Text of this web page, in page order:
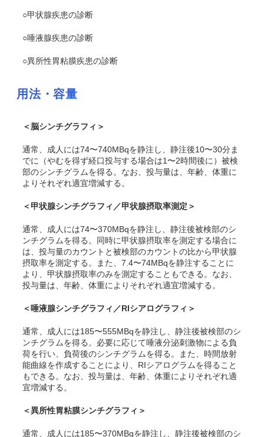
○甲状腺疾患の診断
○唾液腺疾患の診断
○異所性胃粘膜疾患の診断
用法・容量
＜脳シンチグラフィ＞
通常、成人には74〜740MBqを静注し、静注後10〜30分ま
でに（やむを得ず経口投与する場合は1〜2時間後に）被検
部のシンチグラムを得る。なお、投与量は、年齢、体重に
よりそれぞれ適宜増減する。
＜甲状腺シンチグラフィ／甲状腺摂取率測定＞
通常、成人には74〜370MBqを静注し、静注後被検部のシ
ンチグラムを得る。同時に甲状腺摂取率を測定する場合に
は、投与量のカウントと被検部のカウントの比から甲状腺
摂取率を測定する。また、7.4〜74MBqを静注することに
より、甲状腺摂取率のみを測定することもできる。なお、
投与量は、年齢、体重によりそれぞれ適宜増減する。
＜唾液腺シンチグラフィ／RIシアログラフィ＞
通常、成人には185〜555MBqを静注し、静注後被検部のシ
ンチグラムを得る。必要に応じて唾液分泌刺激物による負
荷を行い、負荷後のシンチグラムを得る。また、時間放射
能曲線を作成することにより、RIシアログラムを得ること
もできる。なお、投与量は、年齢、体重によりそれぞれ適
宜増減する。
＜異所性胃粘膜シンチグラフィ＞
通常、成人には185〜370MBqを静注し、静注後被検部のシ